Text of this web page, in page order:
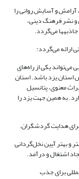
و آسایش روانی را
نشر فرهنگ دینی،
می‌گردد.
ارائه می‌گردد:
یکی از راه‌های
یزد باشد. استان
میراث معنوی، پتانسیل
به همین جهت یزد را
هدایت گردشگران.
و بهتر آیین نخل‌گردانی
اشتغال و درآمد.
برای جذب